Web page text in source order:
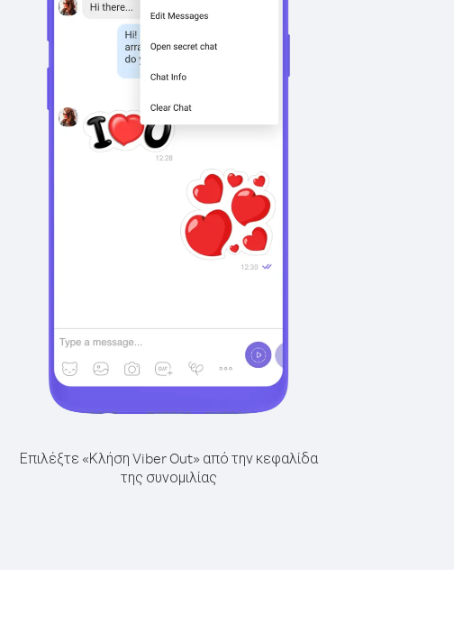
Επιλέξτε «Κλήση Viber Out» από την κεφαλίδα
της συνομιλίας